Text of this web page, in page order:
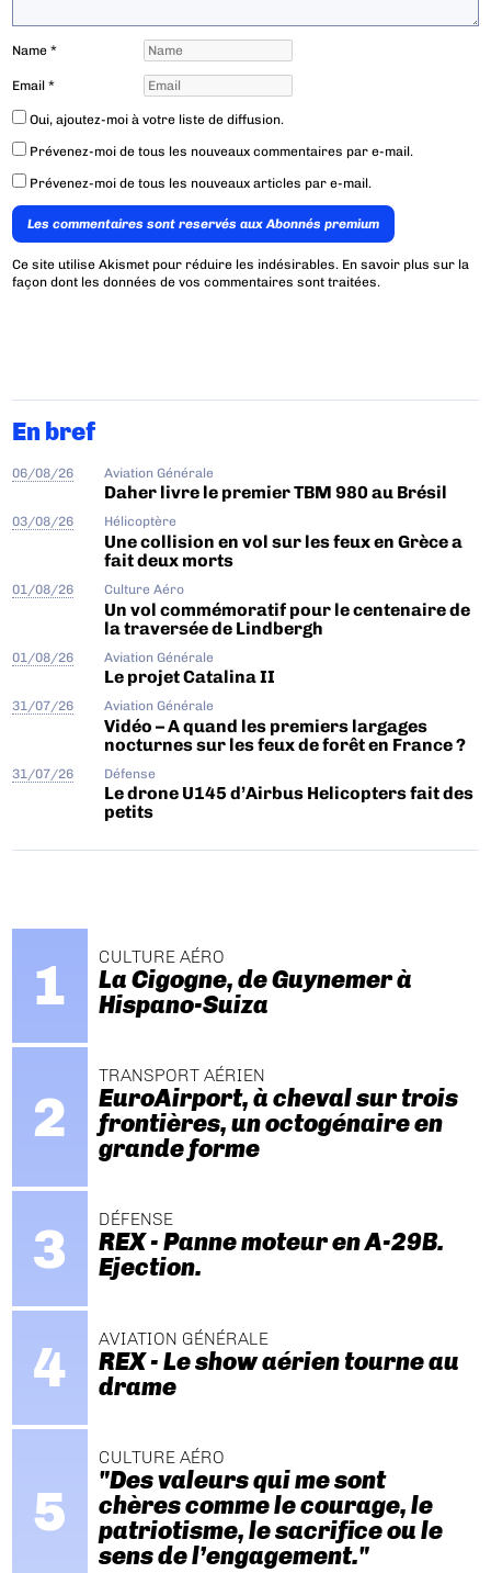
Name*
Email*
Oui, ajoutez-moi à votre liste de diffusion.
Prévenez-moi de tous les nouveaux commentaires par e-mail.
Prévenez-moi de tous les nouveaux articles par e-mail.
Les commentaires sont reservés aux Abonnés premium
Ce site utilise Akismet pour réduire les indésirables. En savoir plus sur la
façon dont les données de vos commentaires sont traitées.
En bref
06/08/26 Aviation Générale
Daher livre le premier TBM 980 au Brésil
03/08/26 Hélicoptère
Une collision en vol sur les feux en Grèce a
fait deux morts
01/08/26 Culture Aéro
Un vol commémoratif pour le centenaire de
la traversée de Lindbergh
01/08/26 Aviation Générale
Le projet Catalina II
31/07/26 Aviation Générale
Vidéo – A quand les premiers largages
nocturnes sur les feux de forêt en France ?
31/07/26 Défense
Le drone U145 d’Airbus Helicopters fait des
petits
CULTURE AÉRO
La Cigogne, de Guynemer à
Hispano-Suiza
TRANSPORT AÉRIEN
EuroAirport, à cheval sur trois
frontières, un octogénaire en
grande forme
DÉFENSE
REX - Panne moteur en A-29B.
Ejection.
AVIATION GÉNÉRALE
REX - Le show aérien tourne au
drame
CULTURE AÉRO
"Des valeurs qui me sont
chères comme le courage, le
patriotisme, le sacrifice ou le
sens de l’engagement."